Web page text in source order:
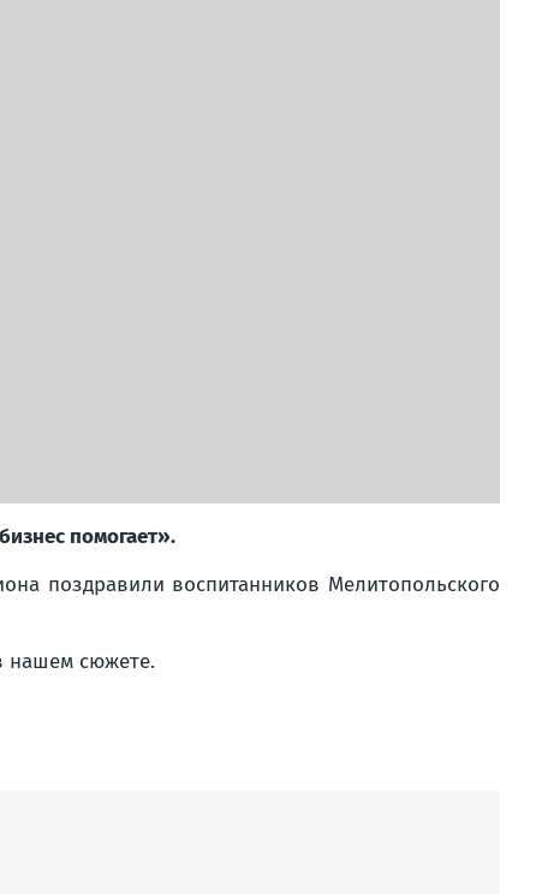
помогает».
поздравили воспитанников Мелитопольского
нашем сюжете.